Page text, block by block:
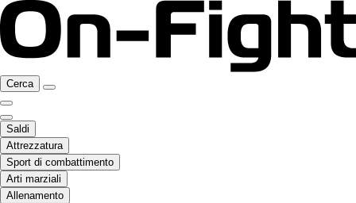
Cerca
Saldi
Attrezzatura
Sport di combattimento
Arti marziali
Allenamento